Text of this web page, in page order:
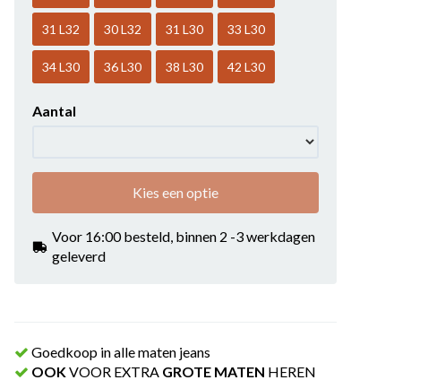
31 L32 30 L32 31 L30 33 L30
34 L30 36 L30 38 L30 42 L30
Aantal
Kies een optie
Voor 16:00 besteld, binnen 2 -3 werkdagen
geleverd
Goedkoop in alle maten jeans
OOKVOOR EXTRA GROTE MATEN HEREN